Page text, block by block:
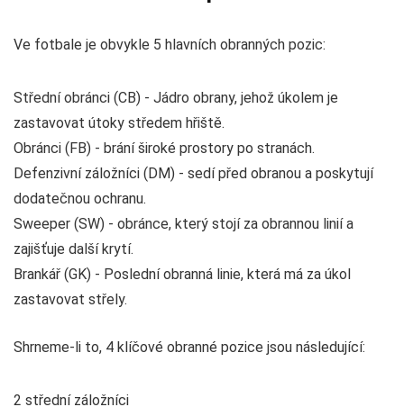
Ve fotbale je obvykle 5 hlavních obranných pozic:
Střední obránci (CB) - Jádro obrany, jehož úkolem je
zastavovat útoky středem hřiště.
Obránci (FB) - brání široké prostory po stranách.
Defenzivní záložníci (DM) - sedí před obranou a poskytují
dodatečnou ochranu.
Sweeper (SW) - obránce, který stojí za obrannou linií a
zajišťuje další krytí.
Brankář (GK) - Poslední obranná linie, která má za úkol
zastavovat střely.
Shrneme-li to, 4 klíčové obranné pozice jsou následující:
2 střední záložníci